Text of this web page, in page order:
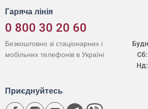
Гаряча лінія
0 800 30 20 60
Сб:
Нд:
Безкоштовно зі стаціонарних і
мобільних телефонів в Україні
Приєднуйтесь